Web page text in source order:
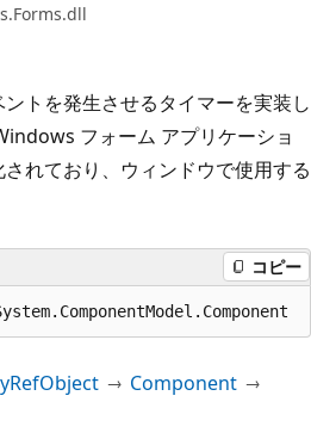
トを発生させるタイマーを実装し
フォーム アプリケーショ
れており、ウィンドウで使用する
コピー
Component